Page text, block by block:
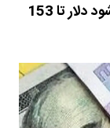
قیمت دلار امروز پنج شنبه 28 خرداد؛ چه شود دلار تا 153